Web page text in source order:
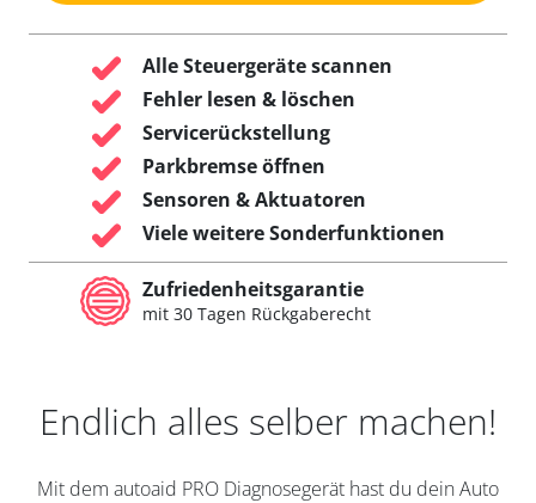
Alle Steuergeräte scannen
Fehler lesen & löschen
Servicerückstellung
Parkbremse öffnen
Sensoren & Aktuatoren
Viele weitere Sonderfunktionen
Zufriedenheitsgarantie
mit 30 Tagen Rückgaberecht
Endlich alles selber machen!
Mit dem autoaid PRO Diagnosegerät hast du dein Auto